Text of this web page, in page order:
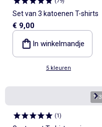
Set van 3 katoenen T-shirts
€ 9,00
In winkelmandje
5 kleuren
1/3
(1)